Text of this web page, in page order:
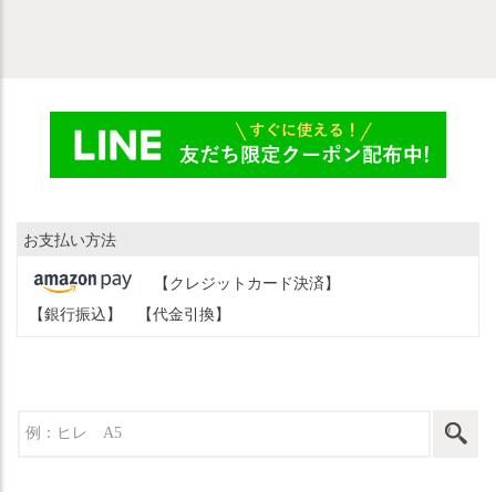
お支払い方法
【クレジットカード決済】
【銀行振込】
【代金引換】